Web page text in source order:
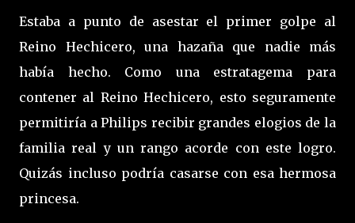
Estaba a punto de asestar el primer golpe al
Reino Hechicero, una hazaña que nadie más
había hecho. Como una estratagema para
contener al Reino Hechicero, esto seguramente
permitiría a Philips recibir grandes elogios de la
familia real y un rango acorde con este logro.
Quizás incluso podría casarse con esa hermosa
princesa.